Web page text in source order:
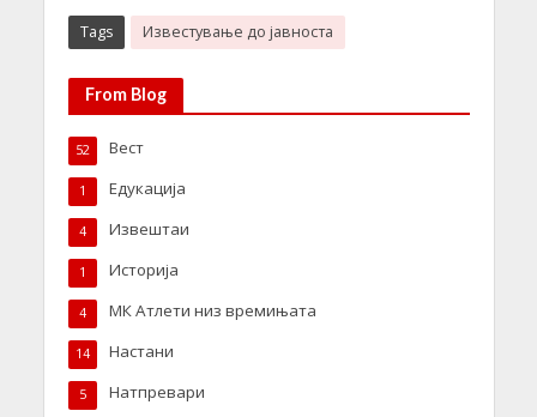
Tags Известување до јавноста
From Blog
Вест
52
Едукација
1
Извештаи
4
Историја
1
МК Атлети низ времињата
4
Настани
14
Натпревари
5